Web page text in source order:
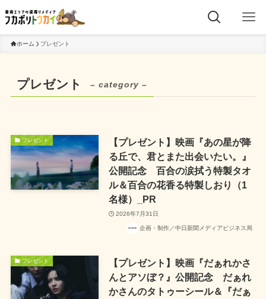
ホーム プレゼント
プレゼント – category –
プレゼント
【プレゼント】映画『あの星が降
る丘で、君とまた出会いたい。』
公開記念 百合の涙拭う特製タオ
ル＆百合の花香る特製しおり（1
名様）_PR
2026年7月31日
企画・制作／中日新聞メディアビジネス局
プレゼント
【プレゼント】映画『だぁれかさ
んとアソぼ？』公開記念 だぁれ
かさんのタトゥーシール＆『だぁ